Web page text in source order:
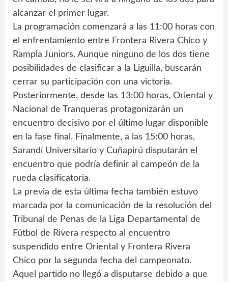
alcanzar el primer lugar.
La programación comenzará a las 11:00 horas con
el enfrentamiento entre Frontera Rivera Chico y
Rampla Juniors. Aunque ninguno de los dos tiene
posibilidades de clasificar a la Liguilla, buscarán
cerrar su participación con una victoria.
Posteriormente, desde las 13:00 horas, Oriental y
Nacional de Tranqueras protagonizarán un
encuentro decisivo por el último lugar disponible
en la fase final. Finalmente, a las 15:00 horas,
Sarandí Universitario y Cuñapirú disputarán el
encuentro que podría definir al campeón de la
rueda clasificatoria.
La previa de esta última fecha también estuvo
marcada por la comunicación de la resolución del
Tribunal de Penas de la Liga Departamental de
Fútbol de Rivera respecto al encuentro
suspendido entre Oriental y Frontera Rivera
Chico por la segunda fecha del campeonato.
Aquel partido no llegó a disputarse debido a que